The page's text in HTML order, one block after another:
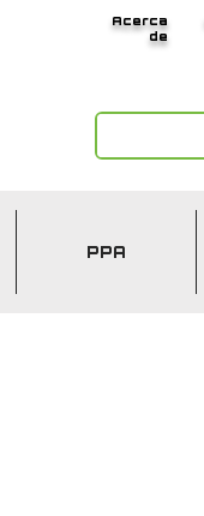
Acerca
de
PPA